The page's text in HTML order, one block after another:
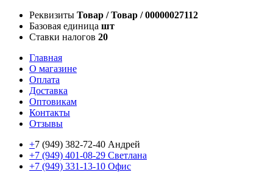
Реквизиты Товар / Товар / 00000027112
Базовая единица шт
Ставки налогов 20
Главная
О магазине
Оплата
Доставка
Оптовикам
Контакты
Отзывы
+7 (949) 382-72-40 Андрей
+7 (949) 401-08-29 Светлана
+7 (949) 331-13-10 Офис